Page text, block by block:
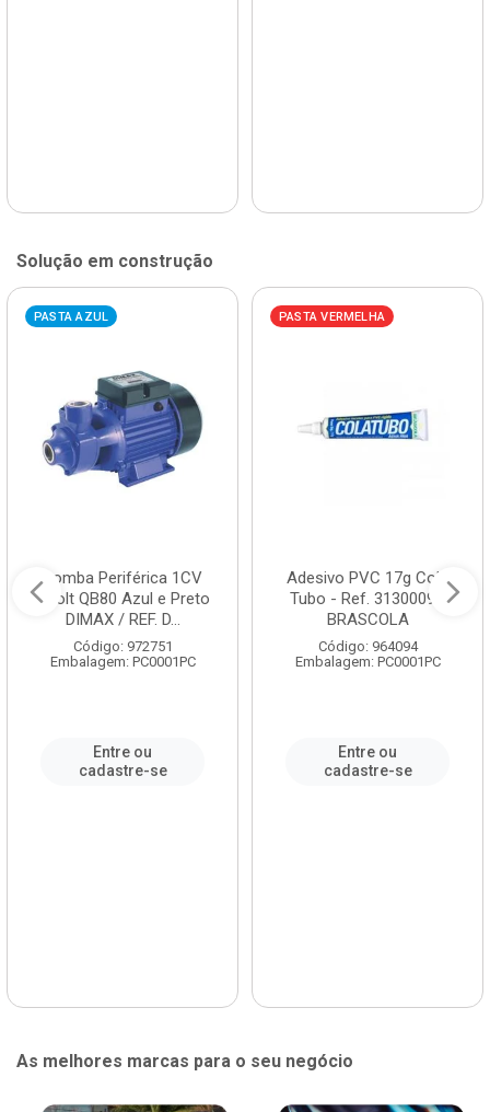
Solução em construção
PASTA AZUL
Bomba Periférica 1CV
Bivolt QB80 Azul e Preto
DIMAX / REF. D...
Código: 972751
Embalagem: PC0001PC
Entre ou
cadastre-se
PASTA VERMELHA
Adesivo PVC 17g Cola
Tubo - Ref. 3130009 -
BRASCOLA
Código: 964094
Embalagem: PC0001PC
Entre ou
cadastre-se
As melhores marcas para o seu negócio